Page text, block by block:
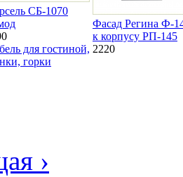
СБ-1070
для гостиной,
горки
Фасад Регина Ф-
к корпусу РП-145
2220
›